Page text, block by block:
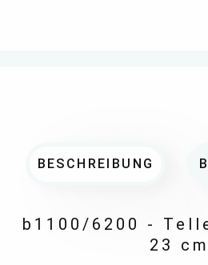
BESCHREIBUNG
b1100/6200 -
23 cm